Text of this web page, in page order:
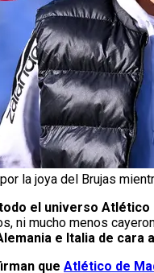
la joya del Brujas
el universo Atlético
ni mucho menos
e Italia de
que Atlético de